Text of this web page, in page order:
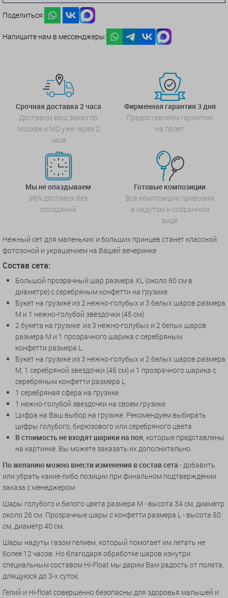
Поделиться:
Напишите нам в мессенджеры:
Срочная доставка 2 часа
Доставим ваш заказ по
Москве и МО уже через 2
часа
Фирменная гарантия 3 дня
Предоставляем гарантию
на полет
Мы не опаздываем
98% доставок без
опозданий
Готовые композиции
Все композиции привозим
в надутом и собранном
виде
Нежный сет для маленьких и больших принцев станет классной
фотозоной и украшением на Вашей вечеринке
Состав сета:
Большой прозрачный шар размера XL (около 60 см в
диаметре) с серебряным конфетти на грузике
Букет на грузике из 2 нежно-голубых и 3 белых шаров размера
M и 1 нежно-голубой звездочки (45 см)
2 букета на грузике из 3 нежно-голубых и 2 белых шаров
размера M и 1 прозрачного шарика с серебряным
конфетти размера L
Букет на грузике из 3 нежно-голубых и 2 белых шаров размера
M, 1 серебряной звездочки (45 см) и 1 прозрачного шарика с
серебряным конфетти размера L
1 серебряная сфера на грузике
1 нежно-голубой звездочки на своем грузике
Цифра на Ваш выбор на грузике. Рекомендуем выбирать
цифры голубого, бирюзового или серебряного цвета
В стоимость не входят шарики на пол, которые представлены
на картинке. Вы можете заказать их дополнительно.
По желанию можно внести изменения в состав сета - добавить
или убрать какие-либо позиции при финальном подтверждении
заказа с менеджером.
Шары голубого и белого цвета размера M - высота 34 см, диаметр
около 26 см. Прозрачные шары с конфетти размера L - высота 50
см, диаметр 40 см.
Шары надуты газом гелием, который помогает им летать не
более 12 часов. Но благодаря обработке шаров изнутри
специальным составом Hi-Float мы дарим Вам радость от полета,
длящуюся до 3-х суток.
Гелий и Hi-float совершенно безопасны для здоровья малышей и